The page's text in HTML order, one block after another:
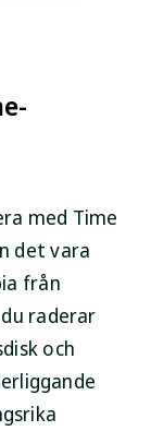
med Time
det vara
från
raderar
och